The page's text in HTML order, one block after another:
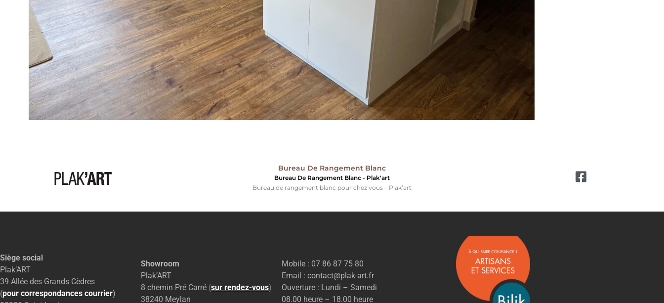
Bureau De Rangement Blanc
Bureau De Rangement Blanc - Plak'art
Bureau de rangement blanc pour chez vous – Plak’art
Siège social
Plak’ART
39 Allée des Grands Cèdres
(pour correspondances courrier)
Showroom
Plak’ART
8 chemin Pré Carré (sur rendez-vous)
38240 Meylan
Mobile : 07 86 87 75 80
Email : contact@plak-art.fr
Ouverture : Lundi – Samedi
08.00 heure – 18.00 heure